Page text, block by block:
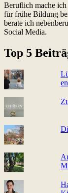
Beruflich mache
für frühe Bildung
berate ich
Social Media.
Top 5